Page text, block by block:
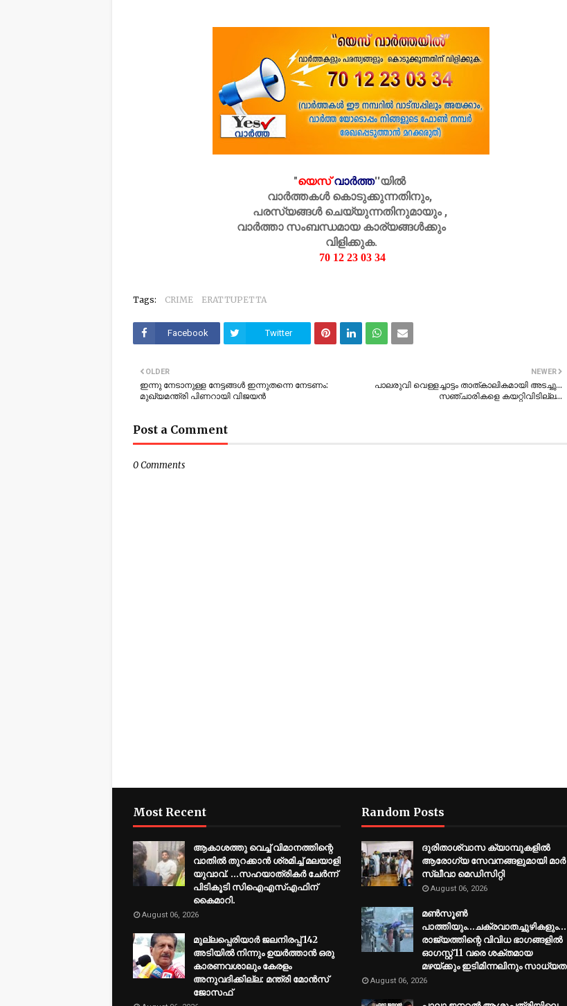
"യെസ് വാർത്ത''യിൽ
വാർത്തകൾ കൊടുക്കുന്നതിനും,
പരസ്യങ്ങൾ ചെയ്യുന്നതിനുമായും ,
വാർത്താ സംബന്ധമായ കാര്യങ്ങൾക്കും
വിളിക്കുക.
70 12 23 03 34
Tags: CRIME ERATTUPETTA
Facebook Twitter
NEWER
പാലരുവി വെള്ളച്ചാട്ടം താത്‌കാലികമായി അടച്ചു…
സഞ്ചാരികളെ കയറ്റിവിടില്ല…
OLDER
ഇന്നു നേടാനുള്ള നേട്ടങ്ങൾ ഇന്നുതന്നെ നേടണം:
മുഖ്യമന്ത്രി പിണറായി വിജയൻ
Post a Comment
0 Comments
Most Recent
ആകാശത്തു വെച്ച് വിമാനത്തിന്റെ
വാതില്‍ തുറക്കാന്‍ ശ്രമിച്ച് മലയാളി
യുവാവ്. ...സഹയാത്രികര്‍ ചേര്‍ന്ന്
പിടികൂടി സിഐഎസ്എഫിന്
കൈമാറി.
August 06, 2026
മുല്ലപ്പെരിയാര്‍ ജലനിരപ്പ് 142
അടിയില്‍ നിന്നും ഉയര്‍ത്താന്‍ ഒരു
കാരണവശാലും കേരളം
അനുവദിക്കില്ല: മന്ത്രി മോന്‍സ്
ജോസഫ്
Random Posts
ദുരിതാശ്വാസ ക്യാമ്പുകളിൽ
ആരോഗ്യ സേവനങ്ങളുമായി മാർ
സ്ലീവാ മെഡിസിറ്റി
August 06, 2026
മണ്‍സൂണ്‍
പാത്തിയും...ചക്രവാതച്ചുഴികളും...
രാജ്യത്തിന്റെ വിവിധ ഭാഗങ്ങളില്‍
ഓഗസ്റ്റ് 11 വരെ ശക്തമായ
മഴയ്ക്കും ഇടിമിന്നലിനും സാധ്യത
August 06, 2026